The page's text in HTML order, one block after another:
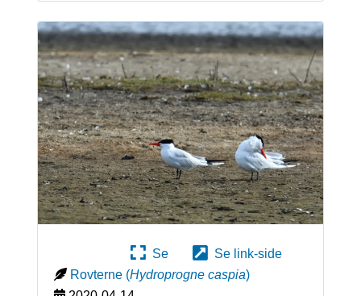
Se
Se link-side
Rovterne (Hydroprogne caspia)